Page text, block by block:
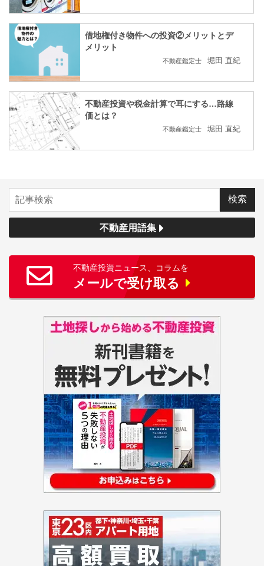
借地権付き物件への投資②メリットとデ
メリット
不動産鑑定士 堀田 直紀
不動産投資や税金計算で耳にする…路線
価とは？
不動産鑑定士 堀田 直紀
不動産用語集
不動産投資ニュース、コラムを
メールで受け取る